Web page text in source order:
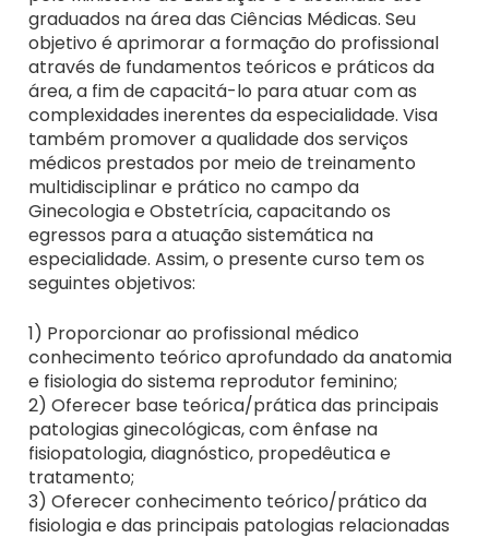
graduados na área das Ciências Médicas. Seu
objetivo é aprimorar a formação do profissional
através de fundamentos teóricos e práticos da
área, a fim de capacitá-lo para atuar com as
complexidades inerentes da especialidade. Visa
também promover a qualidade dos serviços
médicos prestados por meio de treinamento
multidisciplinar e prático no campo da
Ginecologia e Obstetrícia, capacitando os
egressos para a atuação sistemática na
especialidade. Assim, o presente curso tem os
seguintes objetivos:
1) Proporcionar ao profissional médico
conhecimento teórico aprofundado da anatomia
e fisiologia do sistema reprodutor feminino;
2) Oferecer base teórica/prática das principais
patologias ginecológicas, com ênfase na
fisiopatologia, diagnóstico, propedêutica e
tratamento;
3) Oferecer conhecimento teórico/prático da
fisiologia e das principais patologias relacionadas